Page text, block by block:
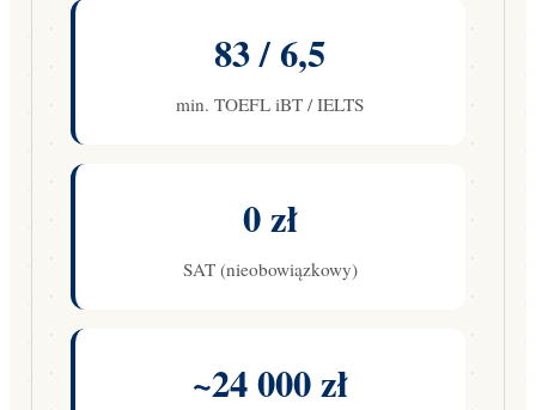
83 / 6,5
min. TOEFL iBT / IELTS
0 zł
SAT (nieobowiązkowy)
~24 000 zł